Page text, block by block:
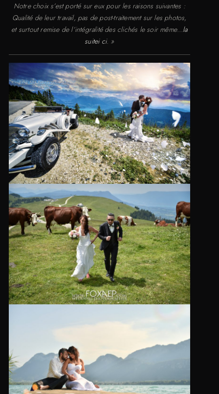
Notre choix s’est porté sur eux pour les raisons suivantes :
Qualité de leur travail, pas de post-traitement sur les photos,
et surtout remise de l’intégralité des clichés le soir même…la
suitei ci. »